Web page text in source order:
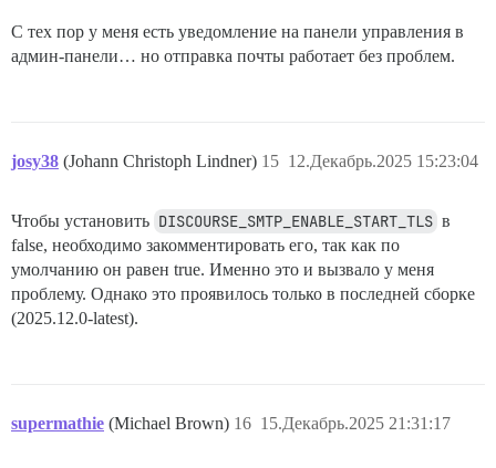
С тех пор у меня есть уведомление на панели управления в
админ-панели… но отправка почты работает без проблем.
josy38 (Johann Christoph Lindner) 12.Декабрь.2025 15:23:04
15
Чтобы установить DISCOURSE_SMTP_ENABLE_START_TLS в
false, необходимо закомментировать его, так как по
умолчанию он равен true. Именно это и вызвало у меня
проблему. Однако это проявилось только в последней сборке
(2025.12.0-latest).
supermathie (Michael Brown) 15.Декабрь.2025 21:31:17
16